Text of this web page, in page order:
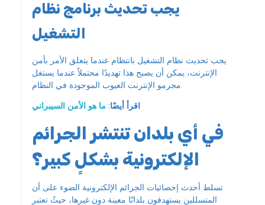
يجب تحديث برنامج نظام
التشغيل
يجب تحديث نظام التشغيل بانتظام عندما يتعلق الأمر بأمن
الإنترنت، يمكن أن يصبح هذا تهديدًا محتملاً عندما يستغل
مجرمو الإنترنت العيوب الموجودة في النظام.
اقرأ أيضًا: ما هو الأمن السيبراني
في أي بلدان تنتشر الجرائم
الإلكترونية بشكلٍ كبير؟
تسلط أحدث إحصائيات الجرائم الإلكترونية الضوء على أن
المتسللين يستهدفون بلدانًا معينة دون غيرها، حيثُ تعتبر